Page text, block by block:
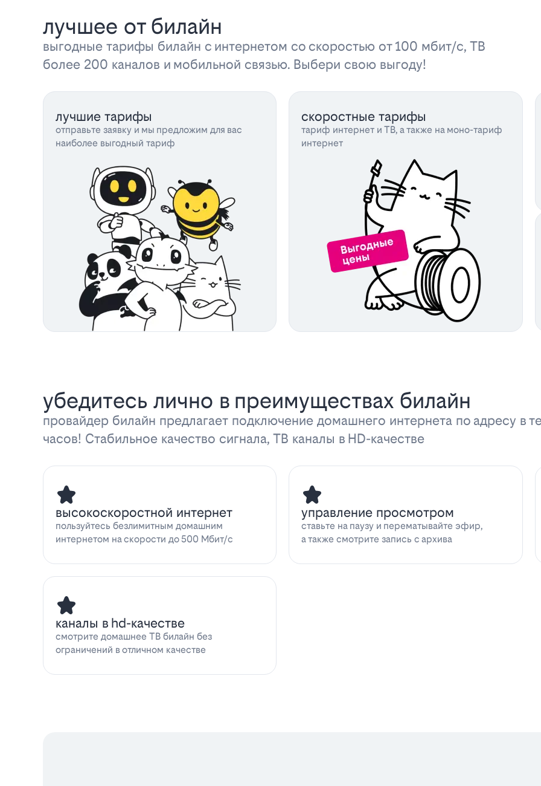
лучшее от билайн
выгодные тарифы билайн с интернетом со скоростью от 100 мбит/с, ТВ
более 200 каналов и мобильной связью. Выбери свою выгоду!
лучшие тарифы
отправьте заявку и мы предложим для вас
наиболее выгодный тариф
скоростные тарифы
тариф интернет и ТВ, а также на моно-тариф
интернет
убедитесь лично в преимуществах билайн
провайдер билайн предлагает подключение домашнего интернета по адресу в
часов! Стабильное качество сигнала, ТВ каналы в HD-качестве
высокоскоростной интернет
пользуйтесь безлимитным домашним
интернетом на скорости до 500 Мбит/с
управление просмотром
ставьте на паузу и перематывайте эфир,
а также смотрите запись с архива
каналы в hd-качестве
смотрите домашнее ТВ билайн без
ограничений в отличном качестве